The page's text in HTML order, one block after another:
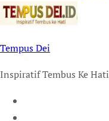
Tempus Dei
Inspiratif Tembus Ke Hati